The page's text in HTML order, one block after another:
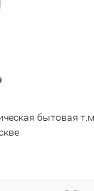
бытовая